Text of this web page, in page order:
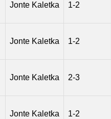
Jonte Kaletka 1-2
Jonte Kaletka 1-2
Jonte Kaletka 2-3
Jonte Kaletka 1-2